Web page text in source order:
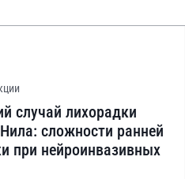
случай лихорадки
сложности ранней
при нейроинвазивных